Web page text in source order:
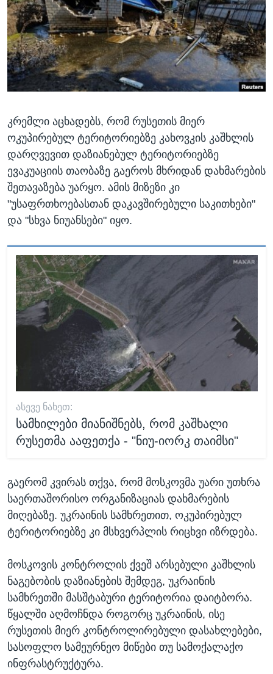
ᲡᲢᲣᲓᲘᲐ ᲕᲐᲨᲘᲜᲒᲢᲝᲜᲘ
ᲔᲙᲝᲜᲝᲛᲘᲙᲐ
ᲯᲐᲜᲛᲠᲗᲔᲚᲝᲑᲐ
ᲛᲔᲪᲜᲘᲔᲠᲔᲑᲐ
ᲘᲜᲢᲔᲠᲕᲘᲣ
ᲒᲐᲚᲘᲚᲔᲝ
ᲓᲔᲖᲘᲜᲤᲝᲠᲛᲐᲪᲘᲐ
Learning English
ᲗᲕᲐᲚᲘ ᲒᲕᲐᲓᲔᲕᲜᲔᲗ
კრემლი აცხადებს, რომ რუსეთის მიერ
ოკუპირებულ ტერიტორიებზე კახოვკის კაშხლის
დარღვევით დაზიანებულ ტერიტორიებზე
ევაკუაციის თაობაზე გაეროს მხრიდან დახმარების
შეთავაზება უარყო. ამის მიზეზი კი
"უსაფრთხოებასთან დაკავშირებული საკითხები"
და "სხვა ნიუანსები" იყო.
ᲐᲡᲔᲕᲔ ᲜᲐᲮᲔᲗ:
სამხილები მიანიშნებს, რომ კაშხალი
რუსეთმა ააფეთქა - "ნიუ-იორკ თაიმსი"
გაერომ კვირას თქვა, რომ მოსკოვმა უარი უთხრა
საერთაშორისო ორგანიზაციას დახმარების
მიღებაზე. უკრაინის სამხრეთით, ოკუპირებულ
ტერიტორიებზე კი მსხვერპლის რიცხვი იზრდება.
მოსკოვის კონტროლის ქვეშ არსებული კაშხლის
ნაგებობის დაზიანების შემდეგ, უკრაინის
სამხრეთში მასშტაბური ტერიტორია დაიტბორა.
წყალში აღმოჩნდა როგორც უკრაინის, ისე
რუსეთის მიერ კონტროლირებული დასახლებები,
სასოფლო სამეურნეო მიწები თუ სამოქალაქო
ინფრასტრუქტურა.